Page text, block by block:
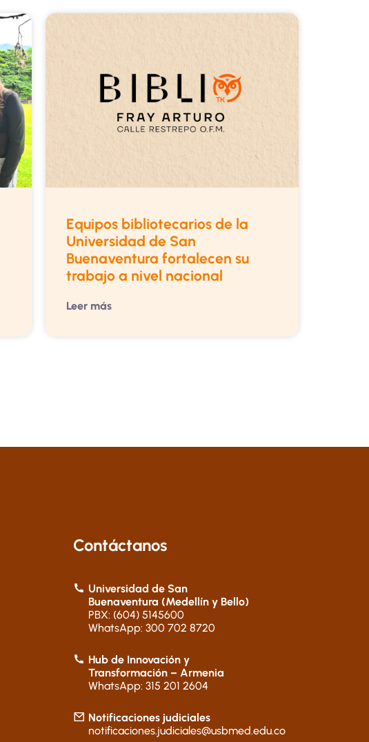
Equipos bibliotecarios de la
Universidad de San
Buenaventura fortalecen su
trabajo a nivel nacional
Leer más
Contáctanos
Universidad de San
Buenaventura (Medellín y Bello)
PBX: (604) 5145600
WhatsApp: 300 702 8720
Hub de Innovación y
Transformación – Armenia
WhatsApp: 315 201 2604
Notificaciones judiciales
notificaciones.judiciales@usbmed.edu.co